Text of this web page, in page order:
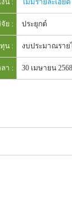
น : ไม่มีรายละเอียด
ย : ประยุกต์
น : งบประมาณราย
ลา : 30 เมษายน